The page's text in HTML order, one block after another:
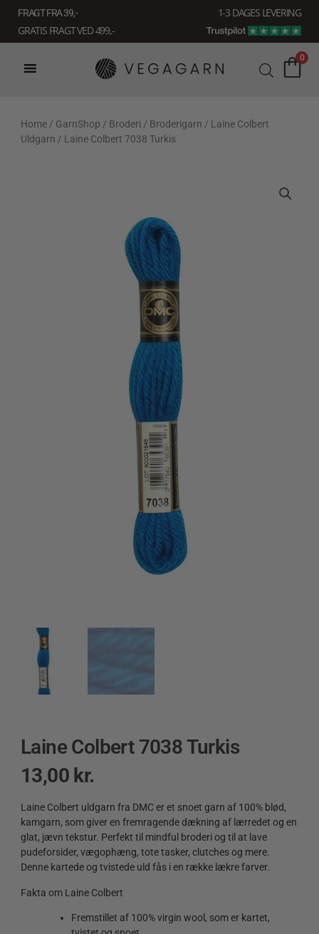
indholdet
FRAGT FRA 39, -
1-3 DAGES LEVERING
GRATIS FRAGT VED 499,-
0
Home / GarnShop / Broderi / Broderigarn / Laine Colbert
Uldgarn / Laine Colbert 7038 Turkis
Laine Colbert 7038 Turkis
13,00 kr.
Laine Colbert uldgarn fra DMC er et snoet garn af 100% blød,
kamgarn, som giver en fremragende dækning af lærredet og en
glat, jævn tekstur. Perfekt til mindful broderi og til at lave
pudeforsider, vægophæng, tote tasker, clutches og mere.
Denne kartede og tvistede uld fås i en række lækre farver.
Fakta om Laine Colbert
Fremstillet af 100% virgin wool, som er kartet,